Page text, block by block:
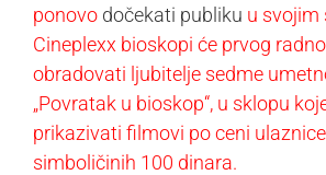
ponovo dočekati publiku u svojim
Cineplexx bioskopi će prvog
obradovati ljubitelje sedme
„Povratak u bioskop“, u sklopu
prikazivati filmovi po ceni
simboličinih 100 dinara.